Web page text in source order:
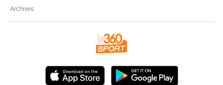
Archives